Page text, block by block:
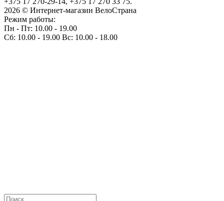
2026 © Интернет-магазин ВелоСтрана
Режим работы:
Пн - Пт: 10.00 - 19.00
Сб: 10.00 - 19.00 Вс: 10.00 - 18.00